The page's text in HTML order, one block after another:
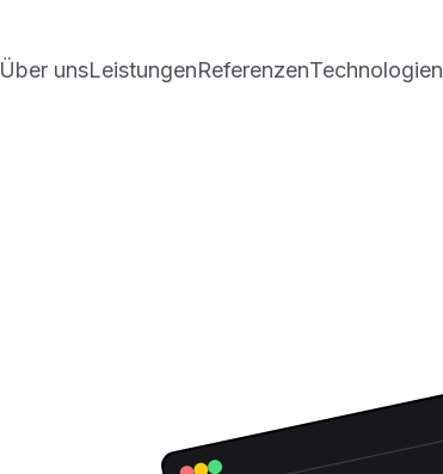
Über unsLeistungenReferenzenTechnologien